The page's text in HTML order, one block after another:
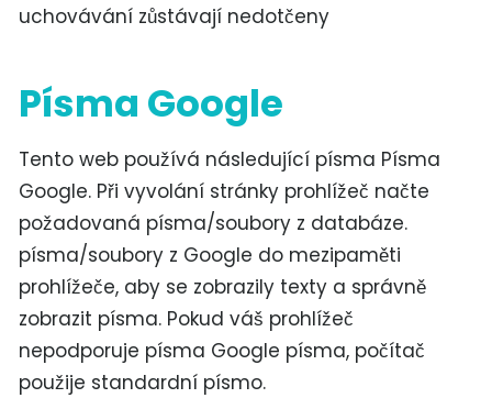
uchovávání zůstávají nedotčeny
Písma Google
Tento web používá následující písma Písma
Google. Při vyvolání stránky prohlížeč načte
požadovaná písma/soubory z databáze.
písma/soubory z Google do mezipaměti
prohlížeče, aby se zobrazily texty a správně
zobrazit písma. Pokud váš prohlížeč
nepodporuje písma Google písma, počítač
použije standardní písmo.